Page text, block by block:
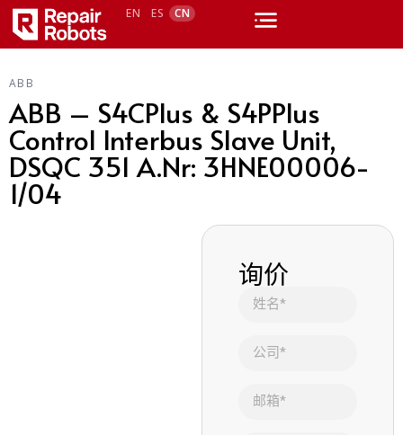
EN ES CN
ABB
ABB – S4CPlus & S4PPlus
Control Interbus Slave Unit,
DSQC 351 A.Nr: 3HNE00006-
1/04
询价